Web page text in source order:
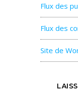
Flux des
Flux des
Site de